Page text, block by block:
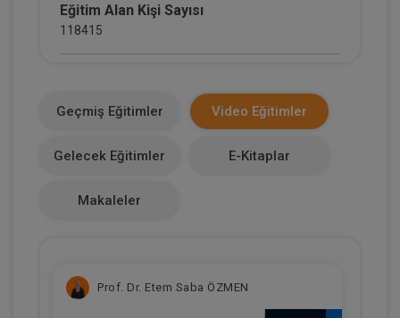
Eğitim Alan Kişi Sayısı
118415
3
Geçmiş Eğitimler Video Eğitimler
Gelecek Eğitimler E-Kitaplar
Makaleler
Prof. Dr. Etem Saba ÖZMEN